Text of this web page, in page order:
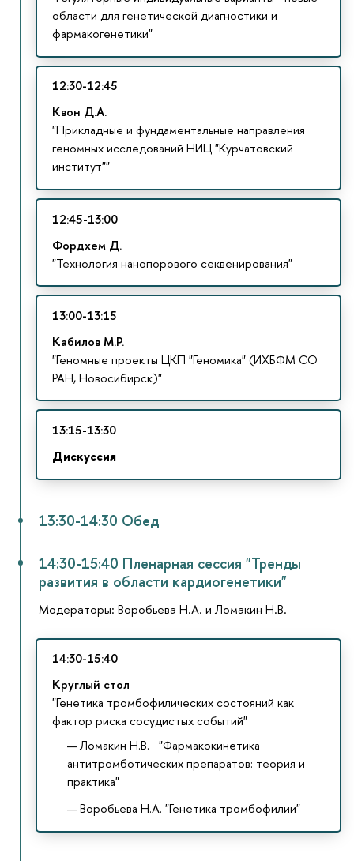
области для генетической диагностики и
фармакогенетики"
12:30-12:45
Квон Д.А.
"Прикладные и фундаментальные направления
геномных исследований НИЦ "Курчатовский
институт""
12:45-13:00
Фордхем Д.
"Технология нанопорового секвенирования"
13:00-13:15
Кабилов М.Р.
"Геномные проекты ЦКП "Геномика" (ИХБФМ СО
РАН, Новосибирск)"
13:15-13:30
Дискуссия
13:30-14:30 Обед
14:30-15:40 Пленарная сессия "Тренды
развития в области кардиогенетики"
Модераторы: Воробьева Н.А. и Ломакин Н.В.
14:30-15:40
Круглый стол
"Генетика тромбофилических состояний как
фактор риска сосудистых событий"
Ломакин Н.В. "Фармакокинетика
антитромботических препаратов: теория и
практика"
Воробьева Н.А. "Генетика тромбофилии"